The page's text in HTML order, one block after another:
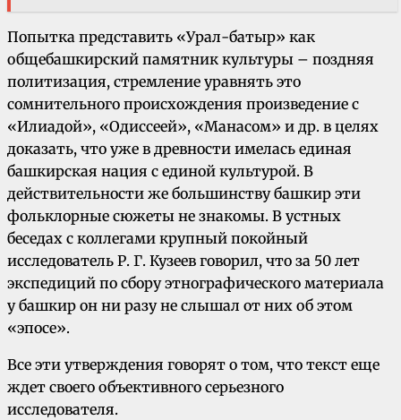
Попытка представить «Урал-батыр» как
общебашкирский памятник культуры – поздняя
политизация, стремление уравнять это
сомнительного происхождения произведение с
«Илиадой», «Одиссеей», «Манасом» и др. в целях
доказать, что уже в древности имелась единая
башкирская нация с единой культурой. В
действительности же большинству башкир эти
фольклорные сюжеты не знакомы. В устных
беседах с коллегами крупный покойный
исследователь Р. Г. Кузеев говорил, что за 50 лет
экспедиций по сбору этнографического материала
у башкир он ни разу не слышал от них об этом
«эпосе».
Все эти утверждения говорят о том, что текст еще
ждет своего объективного серьезного
исследователя.